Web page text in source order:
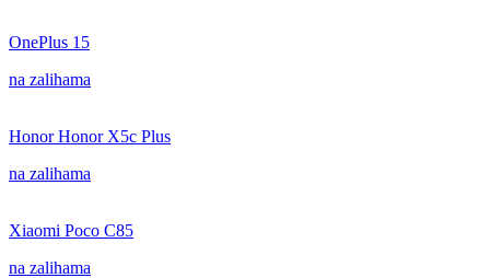
OnePlus 15
na zalihama
Honor Honor X5c Plus
na zalihama
Xiaomi Poco C85
na zalihama